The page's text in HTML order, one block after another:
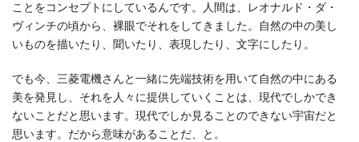
ことをコンセプトにしているんです。人間は、レオナルド・ダ・
ヴィンチの頃から、裸眼でそれをしてきました。自然の中の美し
いものを描いたり、聞いたり、表現したり、文字にしたり。
でも今、三菱電機さんと一緒に先端技術を用いて自然の中にある
美を発見し、それを人々に提供していくことは、現代でしかでき
ないことだと思います。現代でしか見ることのできない宇宙だと
思います。だから意味があることだ、と。